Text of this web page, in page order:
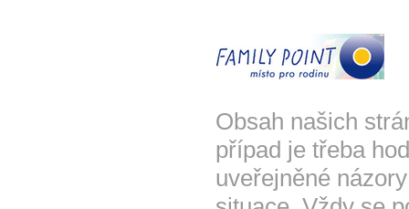
Obsah našich
případ je třeba
uveřejněné